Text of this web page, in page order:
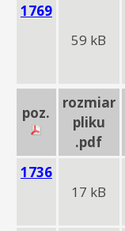
1769
59 kB
poz.
rozmiar
pliku
.pdf
1736
17 kB